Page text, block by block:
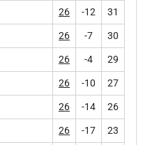
26 -12 31
26 -7 30
26 -4 29
26 -10 27
26 -14 26
26 -17 23